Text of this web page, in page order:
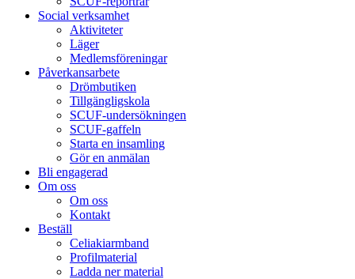
Social verksamhet
Aktiviteter
Läger
Medlemsföreningar
Påverkansarbete
Drömbutiken
Tillgängligskola
SCUF-undersökningen
SCUF-gaffeln
Starta en insamling
Gör en anmälan
Bli engagerad
Om oss
Om oss
Kontakt
Beställ
Celiakiarmband
Profilmaterial
Ladda ner material